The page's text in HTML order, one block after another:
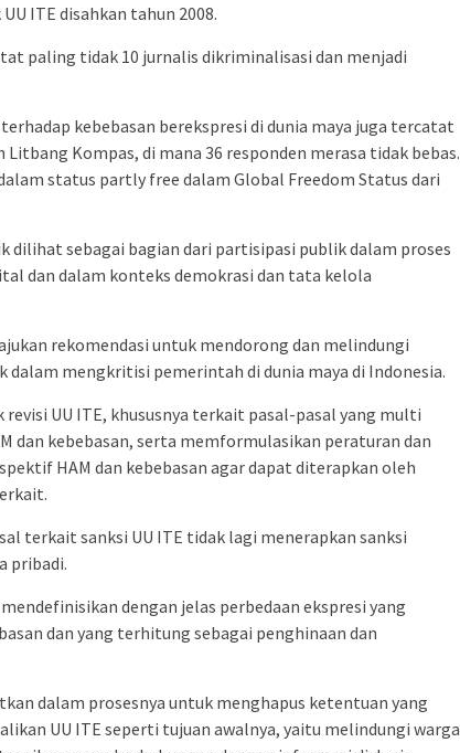
ITE disahkan tahun 2008.
paling tidak 10 jurnalis dikriminalisasi dan menjadi
kebebasan berekspresi di dunia maya juga tercatat
Litbang Kompas, di mana 36 responden merasa tidak bebas.
status partly free dalam Global Freedom Status dari
dilihat sebagai bagian dari partisipasi publik dalam proses
dan dalam konteks demokrasi dan tata kelola
rekomendasi untuk mendorong dan melindungi
dalam mengkritisi pemerintah di dunia maya di Indonesia.
revisi UU ITE, khususnya terkait pasal-pasal yang multi
dan kebebasan, serta memformulasikan peraturan dan
HAM dan kebebasan agar dapat diterapkan oleh
terkait sanksi UU ITE tidak lagi menerapkan sanksi
pribadi.
dengan jelas perbedaan ekspresi yang
dan yang terhitung sebagai penghinaan dan
dalam prosesnya untuk menghapus ketentuan yang
UU ITE seperti tujuan awalnya, yaitu melindungi warga